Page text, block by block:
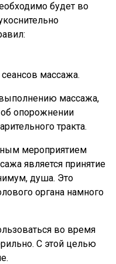
будет во
массажа.
выполнению массажа,
об опорожнении
тракта.
мероприятием
является принятие
душа. Это
органа намного
во время
С этой целью